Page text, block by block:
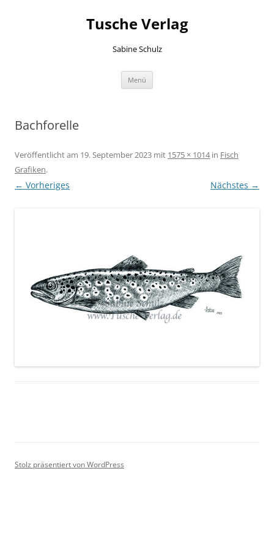
Tusche Verlag
Sabine Schulz
Menü
Bachforelle
Veröffentlicht am 19. September 2023 mit 1575 × 1014in Fisch
Grafiken.
← Vorheriges Nächstes →
Stolz präsentiert von WordPress